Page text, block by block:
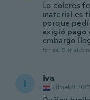
Lo colores
material es
porque pedí
exigió pago
embargo
for ca. 5 år siden
I Iva
Tilmeldt 2017